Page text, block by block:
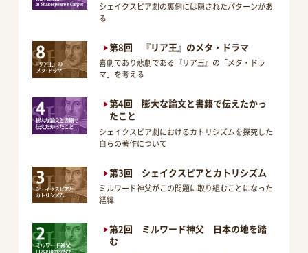
シェイクスピア劇の裏側には隠されたパターンがあ
る
第8回 『リア王』のメタ・ドラマ
喜劇であり悲劇である『リア王』の「メタ・ドラ
マ」を考える
第4回 膨大な論文と書籍で伝えたかっ
たこと
シェイクスピア劇におけるカトリシズムを探究した
自らの著作について
第3回 シェイクスピアとカトリシズム
ミルワード神父がこの問題に取り組むことになった
経緯
第2回 ミルワード神父 日本の地を踏
む